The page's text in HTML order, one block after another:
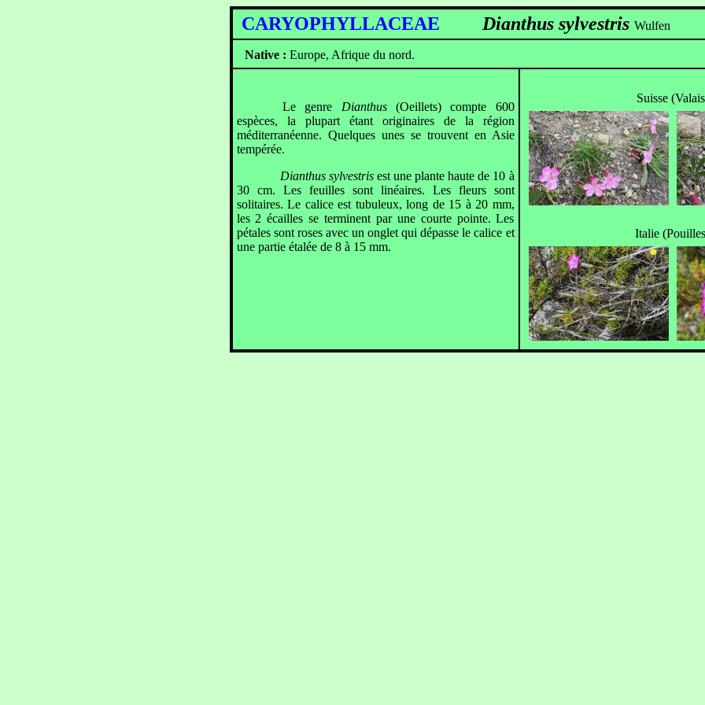
CARYOPHYLLACEAE Dianthus sylvestris Wulfen
Native : Europe, Afrique du nord.
Le genre Dianthus (Oeillets)
compte 600
espèces, la plupart étant originaires de la région
méditerranéenne. Quelques unes se trouvent en Asie
tempérée.
Dianthus sylvestrisest une plante haute de 10 à
30 cm. Les feuilles sont linéaires. Les fleurs sont
solitaires. Le calice est tubuleux, long de 15 à 20 mm,
les 2 écailles se terminent par une courte pointe. Les
pétales sont roses avec un onglet qui dépasse le calice et
une partie étalée de 8 à 15 mm.
Suisse
Italie